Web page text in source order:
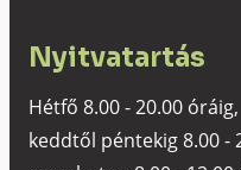
Nyitvatartás
Hétfő 8.00 - 20.00 óráig,
keddtől péntekig 8.00 -